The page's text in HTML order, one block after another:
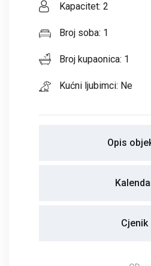
Kapacitet: 2
Broj soba: 1
Broj kupaonica: 1
Kućni ljubimci: Ne
Opis
Cjenik